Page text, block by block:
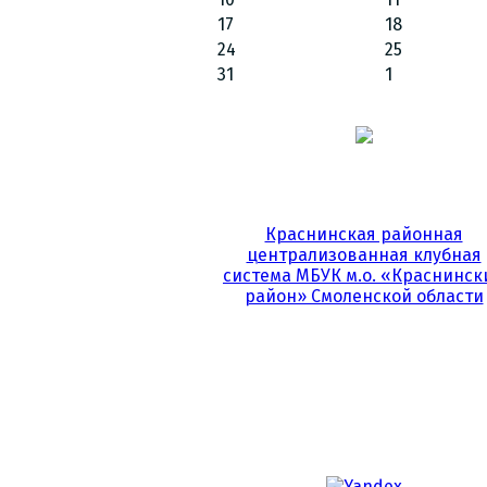
17
18
24
25
31
1
Краснинская районная
централизованная клубная
система МБУК м.о.
район» Смоленской области